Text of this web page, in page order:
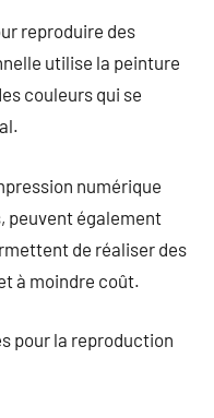
reproduire des
utilise la peinture
couleurs qui se
numérique
peuvent également
de réaliser des
à moindre coût.
pour la reproduction